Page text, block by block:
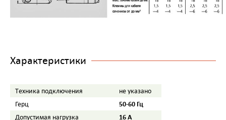
Характеристики
Tехника подключения
не указано
Герц
50-60 Гц
Допустимая нагрузка 16 A